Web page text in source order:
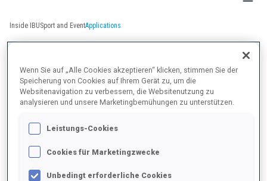
Inside IBUSport and EventApplications
Event application deadlines
IBU Event Application Deadlines
WCH Application - Explanatory Booklet 2026
Wenn Sie auf „Alle Cookies akzeptieren“ klicken, stimmen Sie der
Speicherung von Cookies auf Ihrem Gerät zu, um die
Websitenavigation zu verbessern, die Websitenutzung zu
analysieren und unsere Marketingbemühungen zu unterstützen.
Leistungs-Cookies
Cookies für Marketingzwecke
Unbedingt erforderliche Cookies